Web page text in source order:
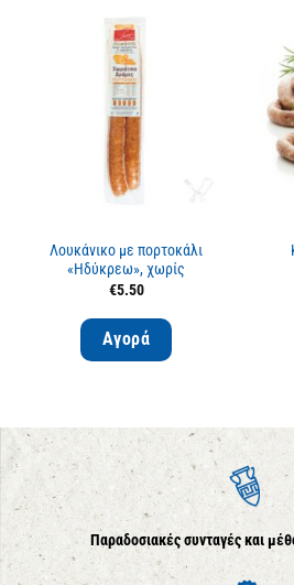
Λουκάνικο με πορτοκάλι
«Ηδύκρεω», χωρίς
συντηρητικά
€5.50
Αγορά
Παραδοσιακές συνταγές και